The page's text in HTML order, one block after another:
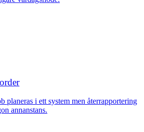
planeras i ett system men återrapportering
annanstans.